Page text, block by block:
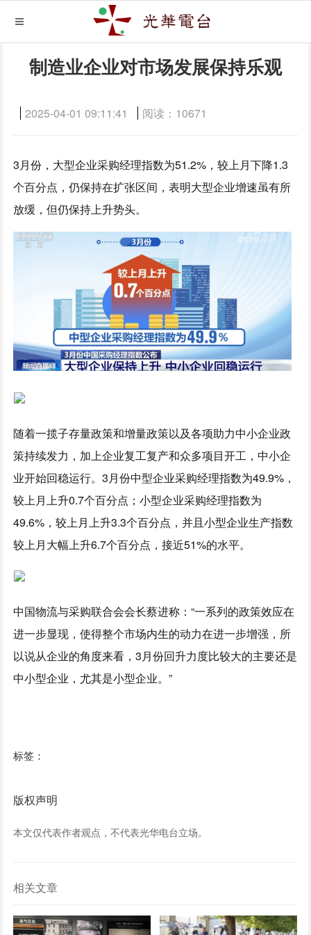
制造业企业对市场发展保持乐观
2025-04-01 09:11:41 阅读： 10671
3月份，大型企业采购经理指数为51.2%，较上月下降1.3
个百分点，仍保持在扩张区间，表明大型企业增速虽有所
放缓，但仍保持上升势头。
随着一揽子存量政策和增量政策以及各项助力中小企业政
策持续发力，加上企业复工复产和众多项目开工，中小企
业开始回稳运行。3月份中型企业采购经理指数为49.9%，
较上月上升0.7个百分点；小型企业采购经理指数为
49.6%，较上月上升3.3个百分点，并且小型企业生产指数
较上月大幅上升6.7个百分点，接近51%的水平。
中国物流与采购联合会会长蔡进称：“一系列的政策效应在
进一步显现，使得整个市场内生的动力在进一步增强，所
以说从企业的角度来看，3月份回升力度比较大的主要还是
中小型企业，尤其是小型企业。”
标签：
版权声明
本文仅代表作者观点，不代表光华电台立场。
相关文章